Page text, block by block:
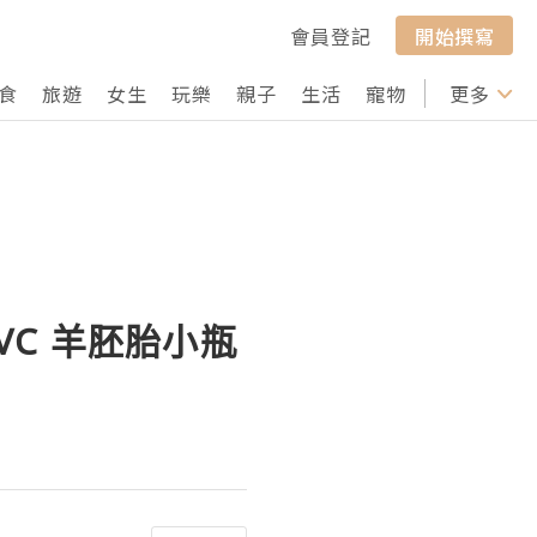
會員登記
開始撰寫
旅遊 女生 玩樂 親子 生活 寵物 行山 打卡
更多
羊胚胎小瓶